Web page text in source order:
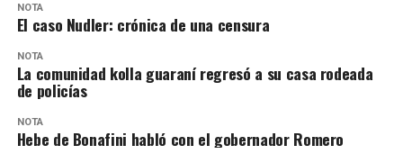
NOTA
El caso Nudler: crónica de una censura
NOTA
La comunidad kolla guaraní regresó a su casa rodeada
de policías
NOTA
Hebe de Bonafini habló con el gobernador Romero